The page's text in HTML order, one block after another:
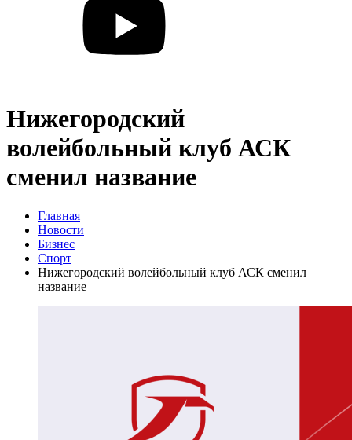
Нижегородский
волейбольный клуб АСК
сменил название
Главная
Новости
Бизнес
Спорт
Нижегородский волейбольный клуб АСК сменил
название